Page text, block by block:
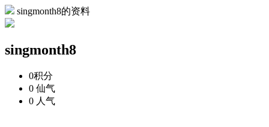
singmonth8的资料
singmonth8
0积分
0 仙气
0 人气